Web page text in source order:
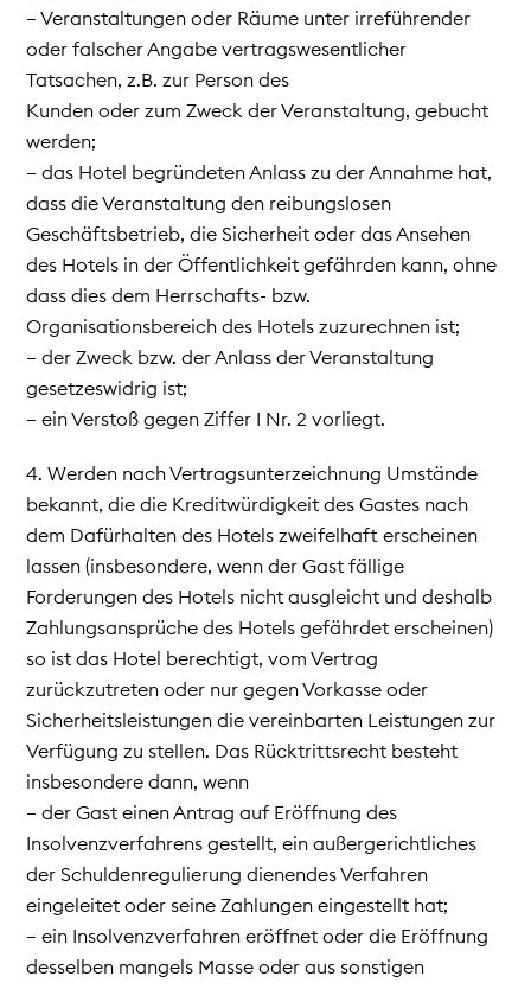
– Veranstaltungen oder Räume unter irreführender
oder falscher Angabe vertragswesentlicher
Tatsachen, z.B. zur Person des
Kunden oder zum Zweck der Veranstaltung, gebucht
werden;
– das Hotel begründeten Anlass zu der Annahme hat,
dass die Veranstaltung den reibungslosen
Geschäftsbetrieb, die Sicherheit oder das Ansehen
des Hotels in der Öffentlichkeit gefährden kann, ohne
dass dies dem Herrschafts- bzw.
Organisationsbereich des Hotels zuzurechnen ist;
– der Zweck bzw. der Anlass der Veranstaltung
gesetzeswidrig ist;
– ein Verstoß gegen Ziffer I Nr. 2 vorliegt.
4. Werden nach Vertragsunterzeichnung Umstände
bekannt, die die Kreditwürdigkeit des Gastes nach
dem Dafürhalten des Hotels zweifelhaft erscheinen
lassen (insbesondere, wenn der Gast fällige
Forderungen des Hotels nicht ausgleicht und deshalb
Zahlungsansprüche des Hotels gefährdet erscheinen)
so ist das Hotel berechtigt, vom Vertrag
zurückzutreten oder nur gegen Vorkasse oder
Sicherheitsleistungen die vereinbarten Leistungen zur
Verfügung zu stellen. Das Rücktrittsrecht besteht
insbesondere dann, wenn
– der Gast einen Antrag auf Eröffnung des
Insolvenzverfahrens gestellt, ein außergerichtliches
der Schuldenregulierung dienendes Verfahren
eingeleitet oder seine Zahlungen eingestellt hat;
– ein Insolvenzverfahren eröffnet oder die Eröffnung
desselben mangels Masse oder aus sonstigen